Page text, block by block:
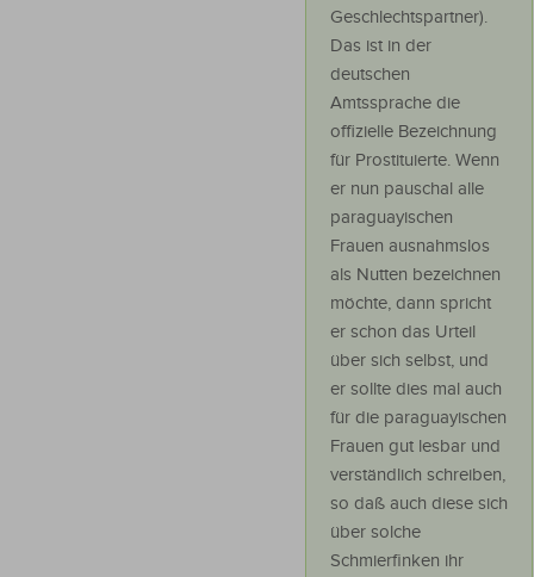
Geschlechtspartner).
Das ist in der
deutschen
Amtssprache die
offizielle Bezeichnung
für Prostituierte. Wenn
er nun pauschal alle
paraguayischen
Frauen ausnahmslos
als Nutten bezeichnen
möchte, dann spricht
er schon das Urteil
über sich selbst, und
er sollte dies mal auch
für die paraguayischen
Frauen gut lesbar und
verständlich schreiben,
so daß auch diese sich
über solche
Schmierfinken ihr